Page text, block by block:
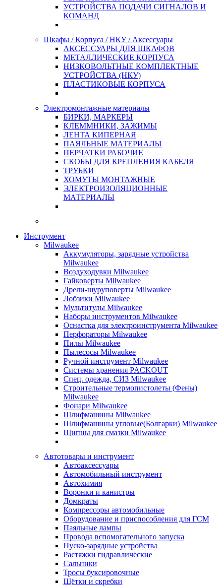
УСТРОЙСТВА ПОДАЧИ СИГНАЛОВ И
КОМАНД
Шкафы / Корпуса / НКУ / Аксессуары
АКСЕССУАРЫ ДЛЯ ШКАФОВ
МЕТАЛЛИЧЕСКИЕ КОРПУСА
НИЗКОВОЛЬТНЫЕ КОМПЛЕКТНЫЕ
УСТРОЙСТВА (НКУ)
ПЛАСТИКОВЫЕ КОРПУСА
Электромонтажные материалы
БИРКИ, МАРКЕРЫ
КЛЕММНИКИ, ЗАЖИМЫ
ЛЕНТА КИПЕРНАЯ
ПАЯЛЬНЫЕ МАТЕРИАЛЫ
ПЕРЧАТКИ РАБОЧИЕ
СКОБЫ ДЛЯ КРЕПЛЕНИЯ КАБЕЛЯ
ТРУБКИ
ХОМУТЫ МОНТАЖНЫЕ
ЭЛЕКТРОИЗОЛЯЦИОННЫЕ
МАТЕРИАЛЫ
Инструмент
Milwaukee
Аккумуляторы, зарядные устройства
Milwaukee
Воздуходувки Milwaukee
Гайковерты Milwaukee
Дрели-шуруповерты Milwaukee
Лобзики Milwaukee
Мультитулы Milwaukee
Наборы инструментов Milwaukee
Оснастка для электроинструмента Milwaukee
Перфораторы Milwaukee
Пилы Milwaukee
Пылесосы Milwaukee
Ручной инструмент Milwaukee
Системы хранения PACKOUT
Спец. одежда, СИЗ Milwaukee
Строительные термопистолеты (Фены)
Milwaukee
Фонари Milwaukee
Шлифмашины Milwaukee
Шлифмашины угловые(Болгарки) Milwaukee
Щипцы для смазки Milwaukee
Автотовары и инструмент
Автоаксессуары
Автомобильный инструмент
Автохимия
Воронки и канистры
Домкраты
Компрессоры автомобильные
Оборудование и приспособления для ГСМ
Паяльные лампы
Провода вспомогательного запуска
Пуско-зарядные устройства
Растяжки гидравлические
Сальники
Тросы буксировочные
Щётки и скребки